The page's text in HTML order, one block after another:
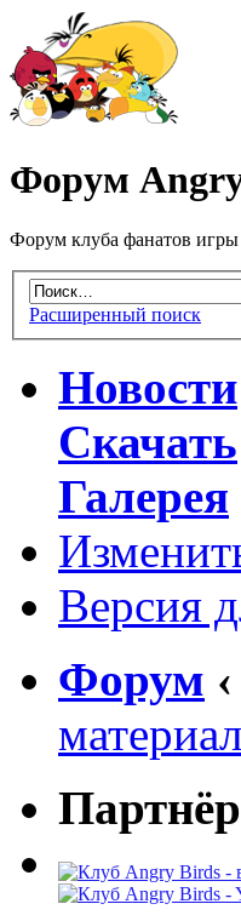
Форум
Форум клуба фанатов
Расширенный поиск
Новости
Скачать
Галерея
Версия
Форум ‹